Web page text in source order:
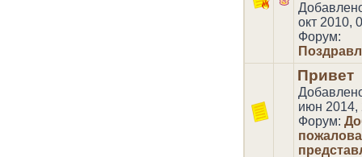
окт 2010,
Форум:
Привет
июн 2014,
Форум: